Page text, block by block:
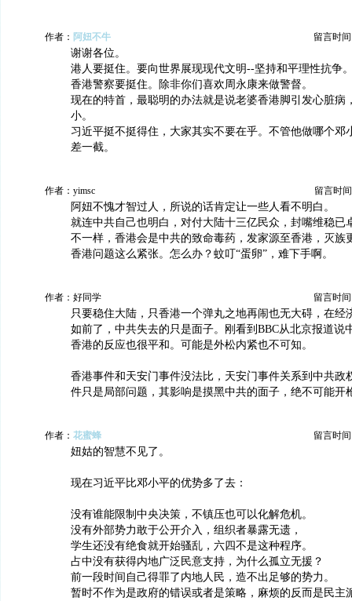
作者： 阿妞不牛 留言时间
谢谢各位。
港人要挺住。要向世界展现现代文明--坚持和平理性抗争
香港警察要挺住。除非你们喜欢周永康来做警督。
现在的特首，最聪明的办法就是说老婆香港脚引发心脏病
小。
习近平挺不挺得住，大家其实不要在乎。不管他做哪个邓
差一截。
作者：yimsc 留言时
阿妞不愧才智过人，所说的话肯定让一些人看不明白。
就连中共自己也明白，对付大陆十三亿民众，封嘴维稳已
不一样，香港会是中共的致命毒药，发家源至香港，灭族
香港问题这么紧张。怎么办？蚊叮“蛋卵”，难下手啊。
作者：好同学 留言时间
只要稳住大陆，只香港一个弹丸之地再闹也无大碍，在经
如前了，中共失去的只是面子。刚看到BBC从北京报道说
香港的反应也很平和。可能是外松内紧也不可知。
香港事件和天安门事件没法比，天安门事件关系到中共政
件只是局部问题，其影响是摸黑中共的面子，绝不可能开
作者： 花蜜蜂 留言时间
妞姑的智慧不见了。
现在习近平比邓小平的优势多了去：
没有谁能限制中央决策，不镇压也可以化解危机。
没有外部势力敢于公开介入，组织者暴露无遗，
学生还没有绝食就开始骚乱，六四不是这种程序。
占中没有获得内地广泛民意支持，为什么孤立无援？
前一段时间自己得罪了内地人民，造不出足够的势力。
暂时不作为是政府的错误或者是策略，麻烦的反而是民主